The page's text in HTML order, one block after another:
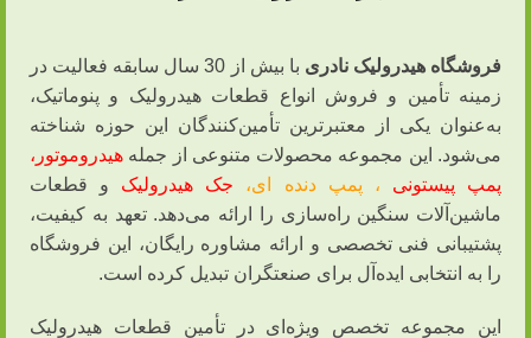
فروشگاه هیدرولیک نادری
با بیش از 30 سال سابقه فعالیت در
زمینه تأمین و فروش انواع قطعات هیدرولیک و پنوماتیک،
به‌عنوان یکی از معتبرترین تأمین‌کنندگان این حوزه شناخته
می‌شود. این مجموعه محصولات متنوعی از جمله هیدروموتور،
پمپ‌ پیستونی ، پمپ دنده ای، جک‌ هیدرولیک و قطعات
ماشین‌آلات سنگین راه‌سازی را ارائه می‌دهد. تعهد به کیفیت،
پشتیبانی فنی تخصصی و ارائه مشاوره رایگان، این فروشگاه
را به انتخابی ایده‌آل برای صنعتگران تبدیل کرده است.
این مجموعه تخصص ویژه‌ای در تأمین قطعات هیدرولیک